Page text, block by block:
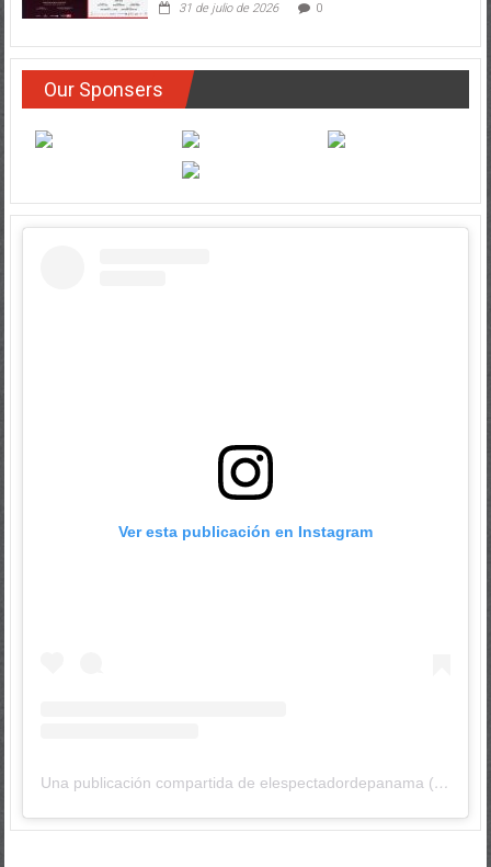
31 de julio de 2026 0
Our Sponsers
Ver esta publicación en Instagram
Una publicación compartida de elespectadordepanama (@elespectadordepanama)